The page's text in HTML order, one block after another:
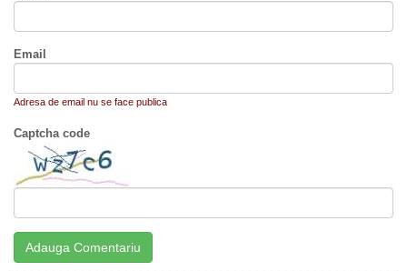
Email
Adresa de email nu se face publica
Captcha code